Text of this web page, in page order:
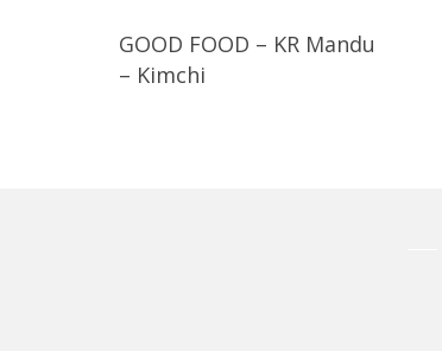
GOOD FOOD – KR Mandu
– Kimchi